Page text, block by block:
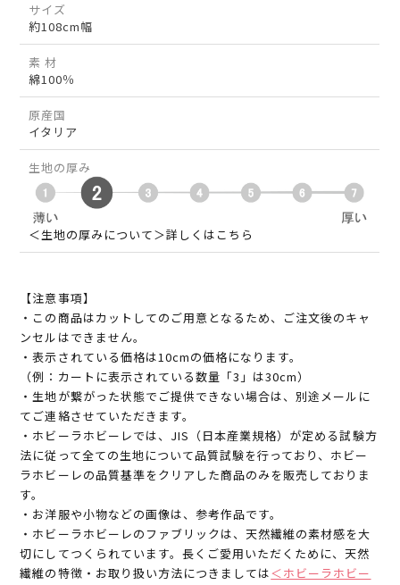
サイズ
約108cm幅
素 材
綿100％
原産国
イタリア
生地の厚み
＜生地の厚みについて＞詳しくはこちら
【注意事項】
・この商品はカットしてのご用意となるため、ご注文後のキャ
ンセルはできません。
・表示されている価格は10cmの価格になります。
（例：カートに表示されている数量「3」は30cm）
・生地が繋がった状態でご提供できない場合は、別途メールに
てご連絡させていただきます。
・ホビーラホビーレでは、JIS（日本産業規格）が定める試験方
法に従って全ての生地について品質試験を行っており、ホビー
ラホビーレの品質基準をクリアした商品のみを販売しておりま
す。
・お洋服や小物などの画像は、参考作品です。
・ホビーラホビーレのファブリックは、天然繊維の素材感を大
切にしてつくられています。長くご愛用いただくために、天然
繊維の特徴・お取り扱い方法につきましては＜ホビーラホビー